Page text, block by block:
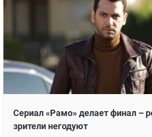
Сериал «Рамо» делает финал –
зрители негодуют